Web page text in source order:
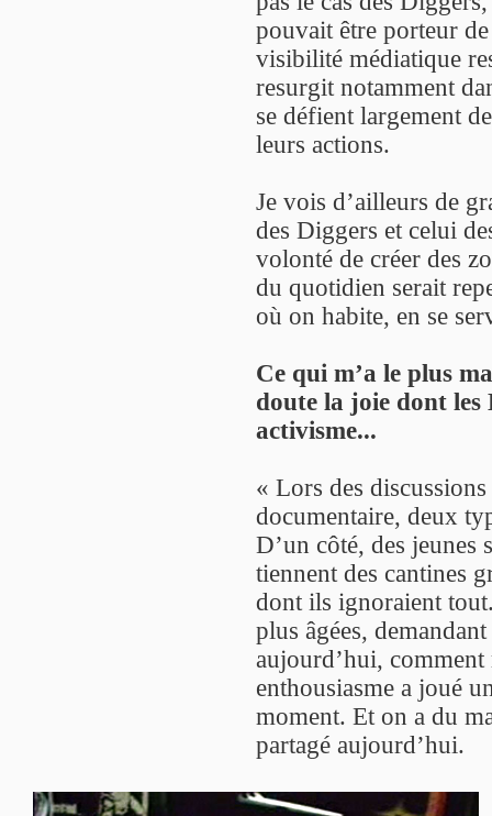
pouvait être porteur
visibilité médiatique
resurgit notamment
se défient largement
leurs actions.
Je vois d’ailleurs de
des Diggers et celui
volonté de créer des
du quotidien serait
où on habite, en se
Ce qui m’a le plus
doute la joie dont les
activisme...
« Lors des
documentaire, deux
D’un côté, des jeunes
tiennent des cantines
dont ils ignoraient
plus âgées,
aujourd’hui,
enthousiasme a joué
moment. Et on a du
partagé aujourd’hui.